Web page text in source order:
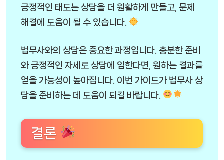
긍정적인 태도는 상담을 더 원활하게 만들고, 문제
해결에 도움이 될 수 있습니다.
법무사와의 상담은 중요한 과정입니다. 충분한 준비
와 긍정적인 자세로 상담에 임한다면, 원하는 결과를
얻을 가능성이 높아집니다. 이번 가이드가 법무사 상
담을 준비하는 데 도움이 되길 바랍니다.
결론